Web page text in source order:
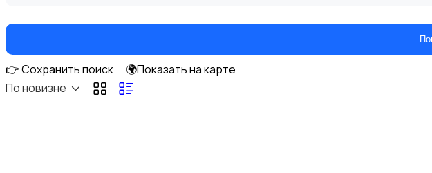
Книги и журналы
👉 Сохранить поиск
🌍Показать на карте
По новизне